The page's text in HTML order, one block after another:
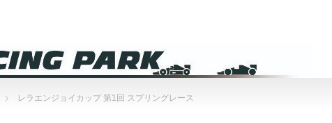
レラエンジョイカップ 第1回 スプリングレース